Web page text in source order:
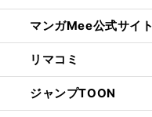
マンガMee公式サイト
リマコミ
ジャンプTOON